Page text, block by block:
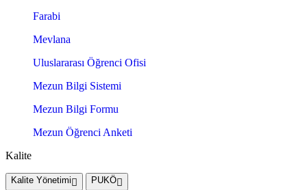
Farabi
Mevlana
Uluslararası Öğrenci Ofisi
Mezun Bilgi Sistemi
Mezun Bilgi Formu
Mezun Öğrenci Anketi
Kalite
Kalite Yönetimi PUKÖ